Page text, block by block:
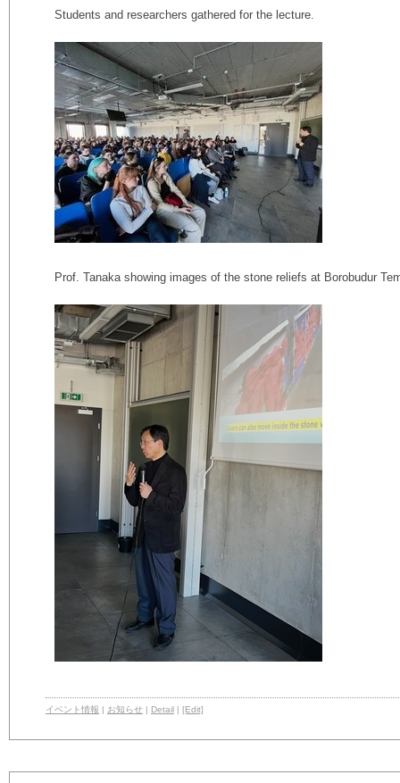
Students and researchers gathered for the lecture.
Prof. Tanaka showing images of the stone reliefs at Borobudur
イベント情報 | お知らせ | Detail | [Edit]